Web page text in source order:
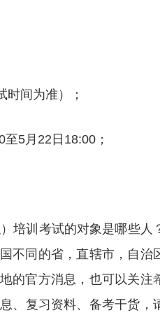
间为准）；
5月22日18:00；
培训考试的对象是哪些人
不同的省，直辖市，自治
的官方消息，也可以关注
、复习资料、备考干货，